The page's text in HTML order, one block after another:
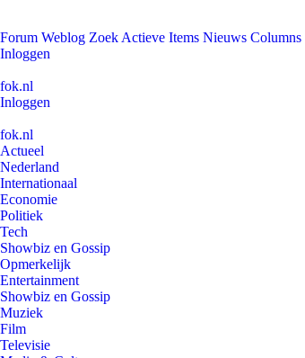
Forum Weblog Zoek Actieve Items Nieuws Columns
Inloggen
fok.nl
Inloggen
fok.nl
Actueel
Nederland
Internationaal
Economie
Politiek
Tech
Showbiz en Gossip
Opmerkelijk
Entertainment
Showbiz en Gossip
Muziek
Film
Televisie